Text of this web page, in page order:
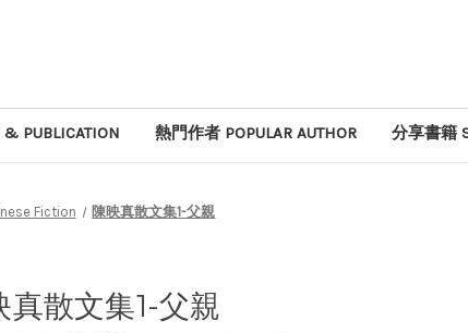
PUBLICATION 熱門作者 POPULAR AUTHOR 分享書籍
Fiction 陳映真散文集1-父親
真散文集1-父親